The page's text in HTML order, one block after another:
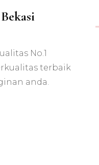
No.1
terbaik
anda.